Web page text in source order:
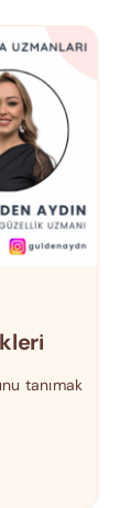
tanımak